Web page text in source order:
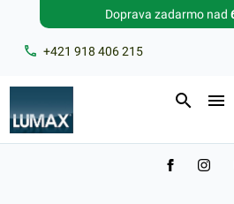
+421 918 406 215
Doprava zadarmo nad
Zabudnuté